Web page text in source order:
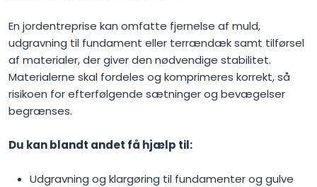
En jordentreprise kan omfatte fjernelse af muld,
udgravning til fundament eller terrændæk samt tilførsel
af materialer, der giver den nødvendige stabilitet.
Materialerne skal fordeles og komprimeres korrekt, så
risikoen for efterfølgende sætninger og bevægelser
begrænses.
Du kan blandt andet få hjælp til:
Udgravning og klargøring til fundamenter og gulve